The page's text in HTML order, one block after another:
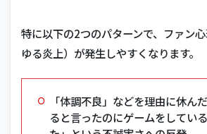
特に以下の2つのパターンで、ファン
ゆる炎上）が発生しやすくなります。
「体調不良」などを理由に休ん
ると言ったのにゲームをしてい